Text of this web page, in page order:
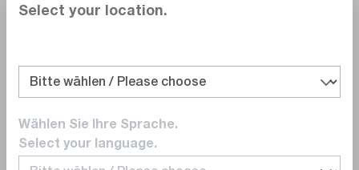
Geprüfte Vorführgeräte und Lagerabverkäufe
Select your location.
Wählen Sie Ihre Sprache.
Select your language.